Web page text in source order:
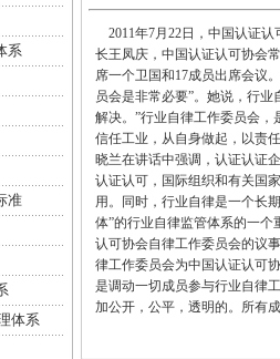
系
准
体系
2011年7月22日， 中国认证认
长王凤庆 ， 中国认证认可协会
席一个卫国和17成员出席会议。
员会是非常必要”。 她说 ， 行业
解决。 ”行业自律工作委员会 ，
信任工业 ， 从自身做起 ， 以责
晓兰在讲话中强调 ， 认证认证
认证认可 ， 国际组织和有关国
用 。 同时 ， 行业自律是一个长
体”的行业自律监管体系的一个
认可协会自律工作委员会的议
律工作委员会为中国认证认可
是调动一切成员参与行业自律
加公开 ， 公平 ， 透明的。 所有